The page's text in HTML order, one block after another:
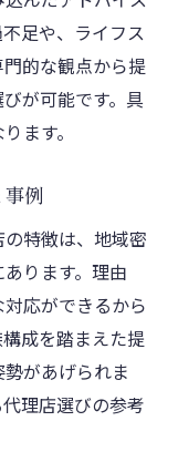
足や、ライフス
的な観点から提
が可能です。具
ます。
事例
特徴は、地域密
ります。理由
応ができるから
成を踏まえた提
があげられま
理店選びの参考